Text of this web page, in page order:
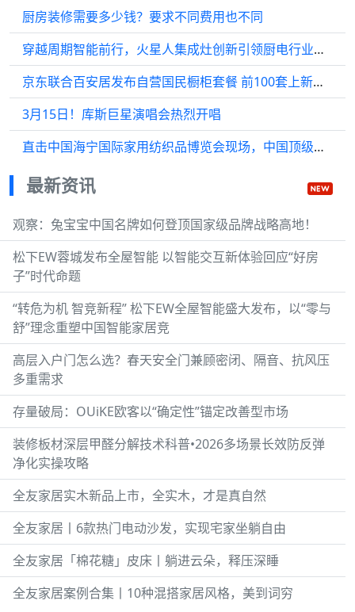
厨房装修需要多少钱？要求不同费用也不同
穿越周期智能前行，火星人集成灶创新引领厨电行业新篇章
京东联合百安居发布自营国民橱柜套餐 前100套上新直降700元
3月15日！库斯巨星演唱会热烈开唱
直击中国海宁国际家用纺织品博览会现场，中国顶级纺织人齐聚汇明织锦展位
最新资讯
观察：兔宝宝中国名牌如何登顶国家级品牌战略高地！
松下EW蓉城发布全屋智能 以智能交互新体验回应“好房
子”时代命题
“转危为机 智竞新程” 松下EW全屋智能盛大发布，以“零与
舒”理念重塑中国智能家居竞
高层入户门怎么选？春天安全门兼顾密闭、隔音、抗风压
多重需求
存量破局：OUiKE欧客以“确定性”锚定改善型市场
装修板材深层甲醛分解技术科普•2026多场景长效防反弹
净化实操攻略
全友家居实木新品上市，全实木，才是真自然
全友家居丨6款热门电动沙发，实现宅家坐躺自由
全友家居「棉花糖」皮床丨躺进云朵，释压深睡
全友家居案例合集丨10种混搭家居风格，美到词穷